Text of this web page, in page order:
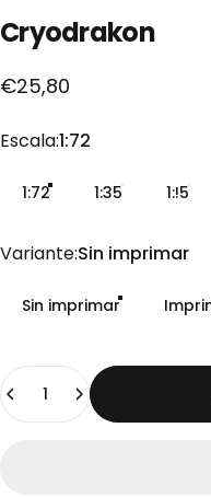
Cryodrakon
€25,80
Escala
Escala:1:72
1:72 1:35 1:!5
Variante
Variante:Sin imprimar
Sin imprimar
Cantidad